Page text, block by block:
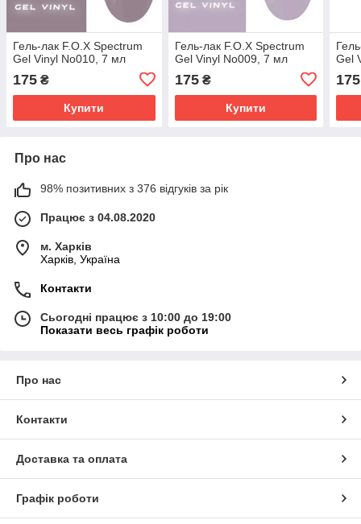
Гель-лак F.O.X Spectrum
Gel Vinyl No010, 7 мл
175 ₴
Купити
Гель-лак F.O.X Spectrum
Gel Vinyl No009, 7 мл
175₴
Купити
Gel
175
Про нас
98% позитивних з 376 відгуків за рік
Працює з 04.08.2020
м. Харків
Харків, Україна
Контакти
Сьогодні працює з 10:00 до 19:00
Показати весь графік роботи
Про нас
Контакти
Доставка та оплата
Графік роботи